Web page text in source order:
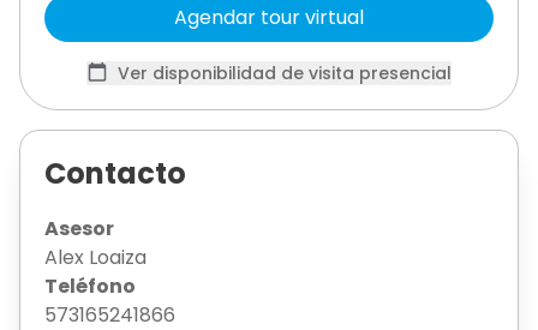
Agendar tour virtual
Ver disponibilidad de visita presencial
Contacto
Asesor
Alex Loaiza
Teléfono
573165241866